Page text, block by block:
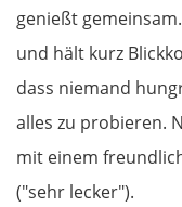
genießt
und hält kurz
dass niemand
alles zu probieren.
mit einem
("sehr lecker").
Komotini